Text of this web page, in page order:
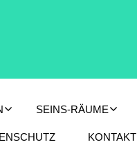
SEINS-RÄUME
KONTAKT